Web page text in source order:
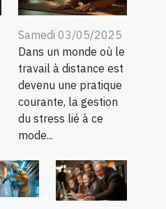
Samedi 03/05/2025
Dans un monde où le
travail à distance est
devenu une pratique
courante, la gestion
du stress lié à ce
mode...